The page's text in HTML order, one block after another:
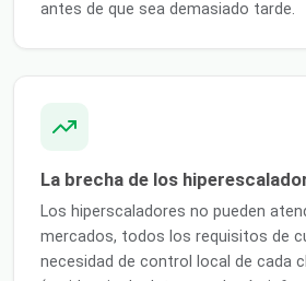
antes de que sea demasiado tarde.
La brecha de los
Los hiperscaladores no pueden
mercados, todos los requisitos de
necesidad de control local de cada